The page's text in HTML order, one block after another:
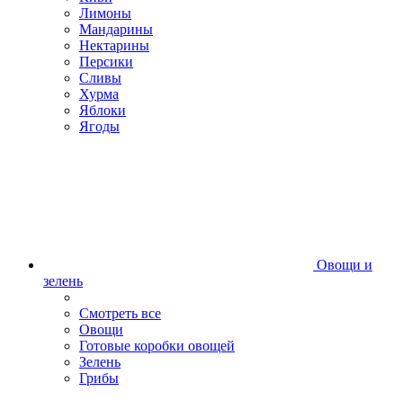
Лимоны
Мандарины
Нектарины
Персики
Сливы
Хурма
Яблоки
Ягоды
Овощи и
зелень
Смотреть все
Овощи
Готовые коробки овощей
Зелень
Грибы